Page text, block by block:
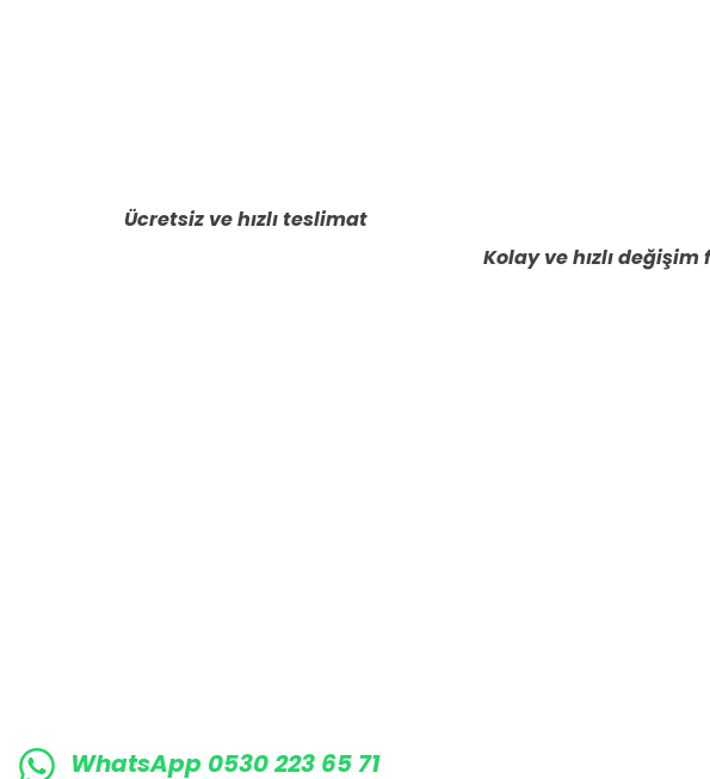
Ürün bilgilerinde hatalar bulunuyor.
Ücretsiz ve hızlı teslimat
Kolay ve hızlı değişim
WhatsApp 0530 223 65 71